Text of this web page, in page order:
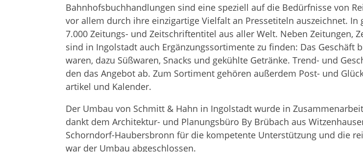
Bahn­hofs­buch­hand­lun­gen sind eine spe­zi­ell auf die Bedürf­nisse von
vor allem durch ihre ein­zig­ar­tige Viel­falt an Pres­se­ti­teln aus­zeich­net.
7.000 Zei­tungs- und Zeit­schrif­ten­ti­tel aus aller Welt. Neben Zei­tun­gen,
sind in Ingol­stadt auch Ergän­zungs­sor­ti­mente zu fin­den: Das
wa­ren, dazu Süß­wa­ren, Snacks und gekühlte Getränke. Trend- und
den das Ange­bot ab. Zum Sor­ti­ment gehö­ren außer­dem Post- und
ar­ti­kel und Kalender.
Der Umbau von Schmitt & Hahn in Ingol­stadt wurde in
dankt dem Archi­tek­tur- und Pla­nungs­büro By Brü­bach aus
Schorn­dorf-Hau­bers­bronn für die kom­pe­tente Unter­stüt­zung und die
war der Umbau abgeschlossen.